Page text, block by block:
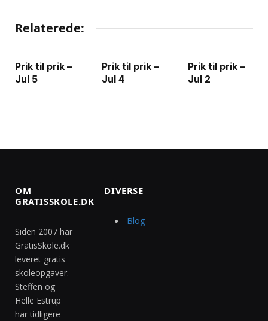
Relaterede:
Prik til prik –
Jul 5
Prik til prik –
Jul 4
Prik til prik –
Jul 2
OM
GRATISSKOLE.DK
Siden 2007 har
GratisSkole.dk
leveret gratis
skoleopgaver.
Steffen og
Helle Estrup
har tidligere
DIVERSE
Blog